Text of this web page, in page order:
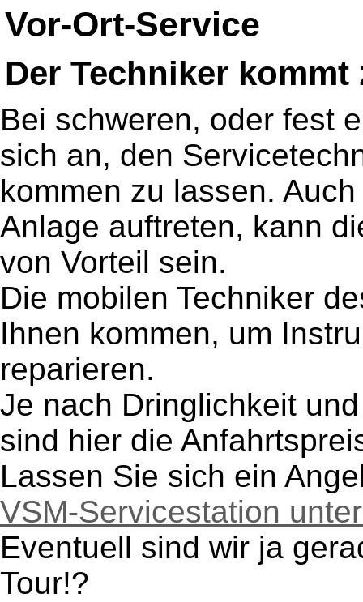
Vor-Ort-Service
Der Techniker kommt
Bei schweren, oder fest
sich an, den
kommen zu lassen.
Anlage auftreten, kann
von Vorteil sein.
Die mobilen Techniker
Ihnen kommen, um
reparieren.
Je nach Dringlichkeit
sind hier die
Lassen Sie sich ein
VSM-Servicestation
Eventuell sind wir ja
Tour!?